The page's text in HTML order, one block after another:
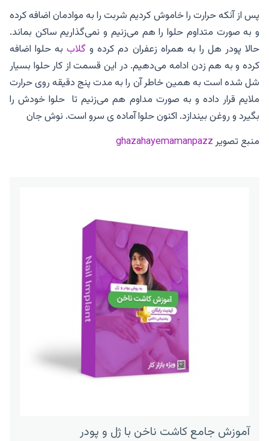
پس از آنکه حرارت را خاموش کردیم شربت را به موادمان اضافه کرده
و به صورت متداوم حلوا را هم می‌زنیم و نمی‌گذاریم ساکن بماند.
حالا پودر هل را به همراه زعفران دم کرده و گلاببه حلوا اضافه
کرده و به هم زدن ادامه می‌دهیم. در این قسمت از کار حلوا بسیار
شل شده است به همین خاطر آن را به مدت پنج دقیقه روی حرارت
ملایم قرار داده و به صورت مداوم هم می‌زنیم تا حلوا خودش را
بگیرد و روغن بیندازد. اکنون حلوا آماده ی سرو است. نوش جان
منبع تصویرghazahayemamanpazz
آموزش جامع کاشت ناخن با ژل و پودر